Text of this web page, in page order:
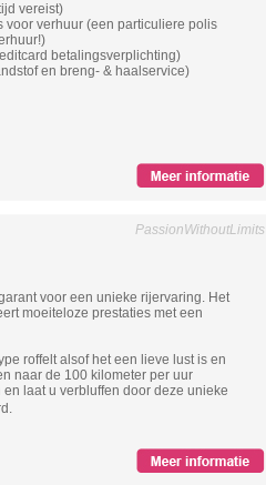
vereist)
verhuur (een particuliere polis
betalingsverplichting)
en breng- & haalservice)
PassionWithoutLimits
voor een unieke rijervaring. Het
moeiteloze prestaties met een
roffelt alsof het een lieve lust is en
naar de 100 kilometer per uur
laat u verbluffen door deze unieke